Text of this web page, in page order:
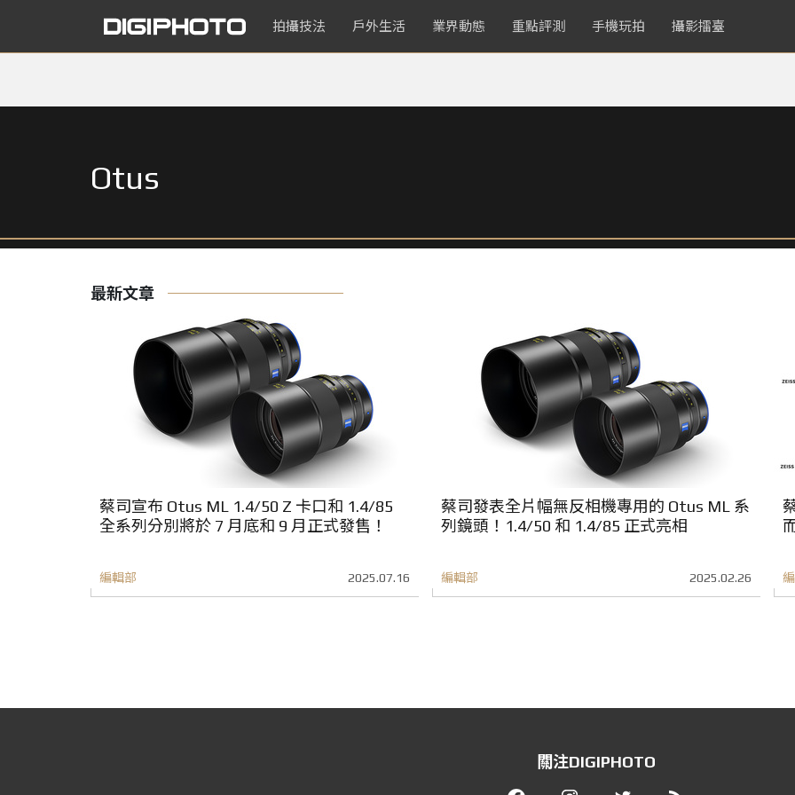
拍攝技法 戶外生活 業界動態 重點評測 手機玩拍 攝影擂臺
Otus
最新文章
蔡司宣布 Otus ML 1.4/50 Z 卡口和 1.4/85
全系列分別將於 7 月底和 9 月正式發售！
編輯部 2025.07.16
蔡司發表全片幅無反相機專用的 Otus ML 系
列鏡頭！1.4/50 和 1.4/85 正式亮相
編輯部 2025.02.26
關注DIGIPHOTO